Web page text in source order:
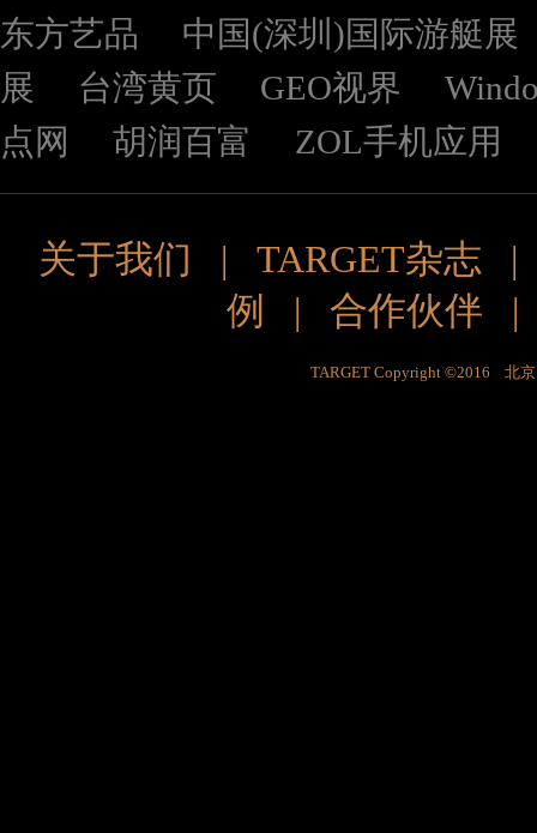
东方艺品
中国(深圳)国际游艇展
展
台湾黄页 GEO视界
点网
胡润百富 ZOL手机应用
关于我们 | TARGET杂志
例
| 合作伙伴
TARGET Copyright ©2016 北